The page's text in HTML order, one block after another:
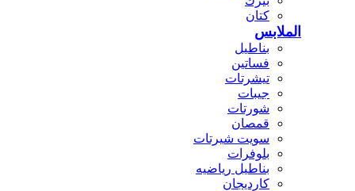
كتان
الملابس
بناطيل
فساتين
تيشرتات
جيبات
شورتات
قمصان
سويت شيرتات
بلوفرات
بناطيل رياضيه
كارديجان